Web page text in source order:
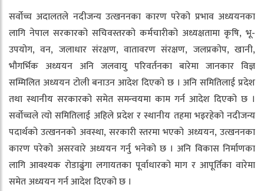
सर्वोच्च अदालतले नदीजन्य उत्खननका कारण परेको प्रभाव अध्ययनका
लागि नेपाल सरकारको सचिवस्तरको कर्मचारीको अध्यक्षतामा कृषि, भू-
उपयोग, वन, जलाधार संरक्षण, वातावरण संरक्षण, जलप्रकोप, खानी,
भौगर्भिक अध्ययन अनि जलवायु परिवर्तनका बारेमा जानकार विज्ञ
सम्मिलित अध्ययन टोली बनाउन आदेश दिएको छ । अनि समितिलाई प्रदेश
तथा स्थानीय सरकारको समेत समन्वयमा काम गर्न आदेश दिएको छ ।
सर्वोच्चले त्यो समितिलाई अहिले प्रदेश र स्थानीय तहमा भइरहेको नदीजन्य
पदार्थको उत्खननको अवस्था, सरकारी स्तरमा भएको अध्ययन, उत्खननका
कारण परेको असरवारे अध्ययन गर्नु भनेको छ । अनि विकास निर्माणका
लागि आवश्यक रोडाढुंगा लगायतका पूर्वाधारको माग र आपूर्तिका वारेमा
समेत अध्ययन गर्न आदेश दिएको छ ।